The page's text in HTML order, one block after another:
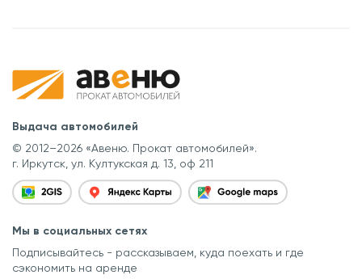
Выдача автомобилей
© 2012–2026 «Авеню. Прокат автомобилей».
г. Иркутск, ул. Култукская д. 13, оф 211
Мы в социальных сетях
Подписывайтесь - рассказываем, куда поехать и где
сэкономить на аренде